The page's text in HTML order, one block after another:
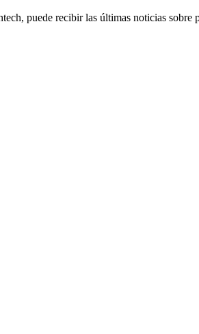
puede recibir las últimas noticias sobre